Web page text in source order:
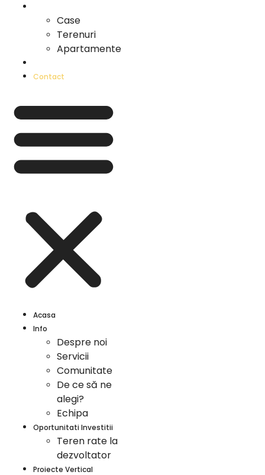
Case
Terenuri
Apartamente
Contact
Acasa
Info
Despre noi
Servicii
Comunitate
De ce să ne
alegi?
Echipa
Oportunitati Investitii
Teren rate la
dezvoltator
Proiecte Vertical